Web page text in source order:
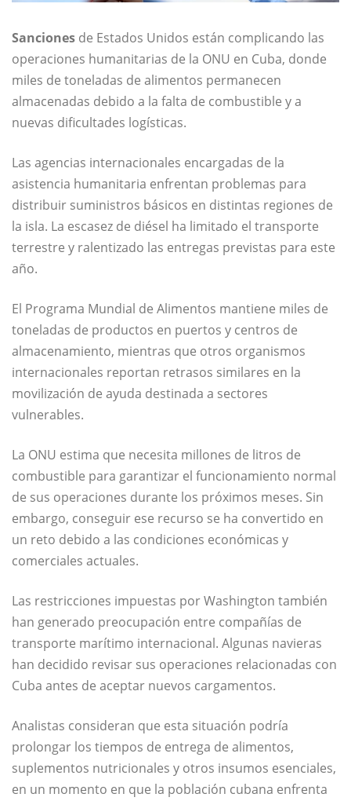
Sanciones de Estados Unidos están complicando las
operaciones humanitarias de la ONU en Cuba, donde
miles de toneladas de alimentos permanecen
almacenadas debido a la falta de combustible y a
nuevas dificultades logísticas.
Las agencias internacionales encargadas de la
asistencia humanitaria enfrentan problemas para
distribuir suministros básicos en distintas regiones de
la isla. La escasez de diésel ha limitado el transporte
terrestre y ralentizado las entregas previstas para este
año.
El Programa Mundial de Alimentos mantiene miles de
toneladas de productos en puertos y centros de
almacenamiento, mientras que otros organismos
internacionales reportan retrasos similares en la
movilización de ayuda destinada a sectores
vulnerables.
La ONU estima que necesita millones de litros de
combustible para garantizar el funcionamiento normal
de sus operaciones durante los próximos meses. Sin
embargo, conseguir ese recurso se ha convertido en
un reto debido a las condiciones económicas y
comerciales actuales.
Las restricciones impuestas por Washington también
han generado preocupación entre compañías de
transporte marítimo internacional. Algunas navieras
han decidido revisar sus operaciones relacionadas con
Cuba antes de aceptar nuevos cargamentos.
Analistas consideran que esta situación podría
prolongar los tiempos de entrega de alimentos,
suplementos nutricionales y otros insumos esenciales,
en un momento en que la población cubana enfrenta